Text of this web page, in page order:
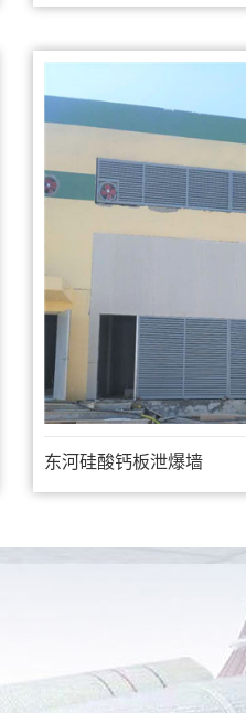
东河硅酸钙板泄爆墙